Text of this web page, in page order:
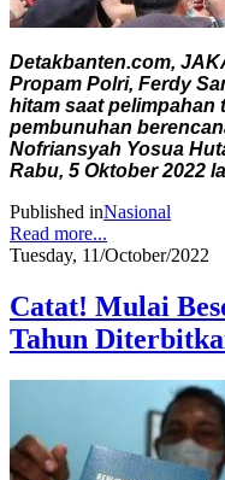
Detakbanten.com,
Propam Polri, Ferdy
hitam saat pelimpahan
pembunuhan
Nofriansyah Yosua
Rabu, 5 Oktober 2022
Published inNasional
Read more...
Tuesday, 11/October/2022
Catat! Mulai
Tahun